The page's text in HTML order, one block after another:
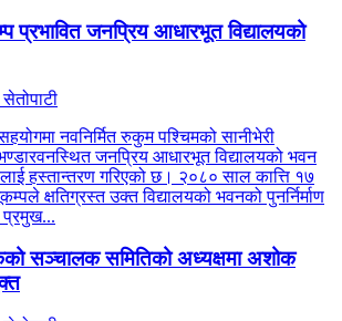
प्रभावित जनप्रिय आधारभूत विद्यालयको
सेतोपाटी
नवनिर्मित रुकुम पश्चिमको सानीभेरी
जनप्रिय आधारभूत विद्यालयको भवन
हस्तान्तरण गरिएको छ। २०८० साल कात्ति १७
क्षतिग्रस्त उक्त विद्यालयको भवनको पुनर्निर्माण
प्रमुख...
सञ्चालक समितिको अध्यक्षमा अशोक